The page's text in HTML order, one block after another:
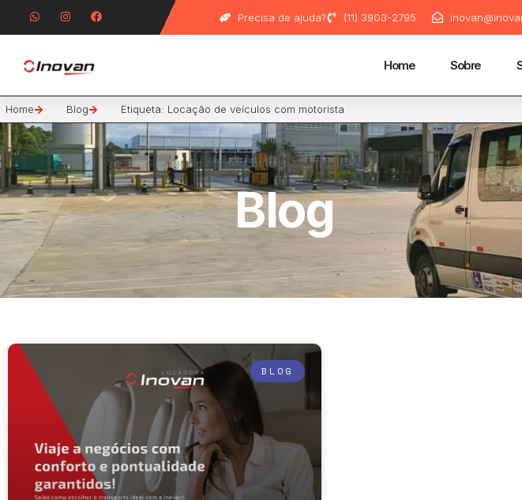
Precisa de ajuda? (11) 3903-2795
Home Sobre
Home Blog Etiqueta: Locação de veículos com motorista
Blog
BLOG